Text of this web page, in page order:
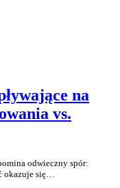
na
vs.
odwieczny spór:
okazuje się…